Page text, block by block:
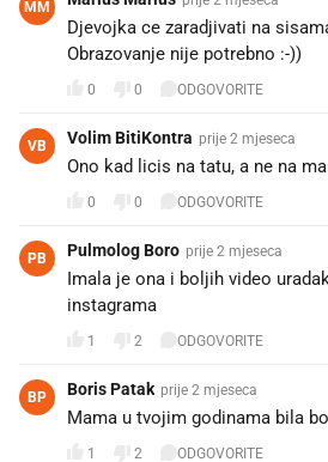
MM
Djevojka ce zaradjivati na
Obrazovanje nije potrebno :-))
0 0 ODGOVORITE
VB Volim BitiKontra prije 2 mjeseca
Ono kad licis na tatu, a ne na
0 0 ODGOVORITE
PB Pulmolog Boro prije 2 mjeseca
Imala je ona i boljih video
instagrama
1 2 ODGOVORITE
BP Boris Patak prije 2 mjeseca
Mama u tvojim godinama bila
1 2 ODGOVORITE